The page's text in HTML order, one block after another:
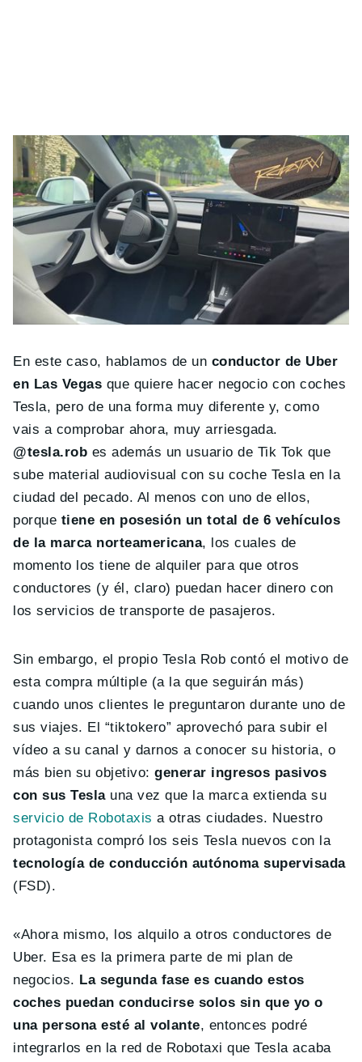
En este caso, hablamos de un conductor de Uber
en Las Vegas que quiere hacer negocio con coches
Tesla, pero de una forma muy diferente y, como
vais a comprobar ahora, muy arriesgada.
@tesla.rob es además un usuario de Tik Tok que
sube material audiovisual con su coche Tesla en la
ciudad del pecado. Al menos con uno de ellos,
porque tiene en posesión un total de 6 vehículos
de la marca norteamericana, los cuales de
momento los tiene de alquiler para que otros
conductores (y él, claro) puedan hacer dinero con
los servicios de transporte de pasajeros.
Sin embargo, el propio Tesla Rob contó el motivo de
esta compra múltiple (a la que seguirán más)
cuando unos clientes le preguntaron durante uno de
sus viajes. El “tiktokero” aprovechó para subir el
vídeo a su canal y darnos a conocer su historia, o
más bien su objetivo:generar ingresos pasivos
con sus Teslauna vez que la marca extienda su
servicio de Robotaxis a otras ciudades. Nuestro
protagonista compró los seis Tesla nuevos con la
tecnología de conducción autónoma supervisada
(FSD).
«Ahora mismo, los alquilo a otros conductores de
Uber. Esa es la primera parte de mi plan de
negocios. La segunda fase es cuando estos
coches puedan conducirse solos sin que yo o
una persona esté al volante, entonces podré
integrarlos en la red de Robotaxi que Tesla acaba